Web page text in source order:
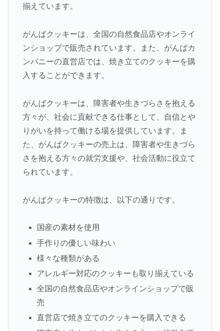
揃えています。
がんばクッキーは、全国の自然食品店やオンライ
ンショップで販売されています。また、がんばカ
ンパニーの直営店では、焼き立てのクッキーを購
入することができます。
がんばクッキーは、障害者や生きづらさを抱える
方々が、社会に貢献できる仕事として、自信とや
りがいを持って働ける場を提供しています。ま
た、がんばクッキーの売上は、障害者や生きづら
さを抱える方々の就労支援や、社会活動に役立て
られています。
がんばクッキーの特徴は、以下の通りです。
国産の素材を使用
手作りの優しい味わい
様々な種類がある
アレルギー対応のクッキーも取り揃えている
全国の自然食品店やオンラインショップで販
売
直営店で焼き立てのクッキーを購入できる